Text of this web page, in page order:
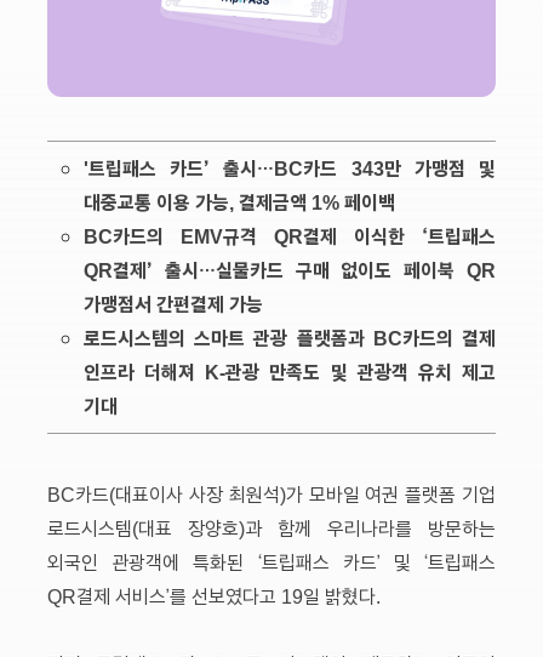
'트립패스 카드’ 출시…BC카드 343만 가맹점 및
대중교통 이용 가능, 결제금액 1% 페이백
BC카드의 EMV규격 QR결제 이식한 ‘트립패스
QR결제’ 출시…실물카드 구매 없이도 페이북 QR
가맹점서 간편결제 가능
로드시스템의 스마트 관광 플랫폼과 BC카드의 결제
인프라 더해져 K-관광 만족도 및 관광객 유치 제고
기대
BC카드(대표이사 사장 최원석)가 모바일 여권 플랫폼 기업
로드시스템(대표 장양호)과 함께 우리나라를 방문하는
외국인 관광객에 특화된 ‘트립패스 카드’ 및 ‘트립패스
QR결제 서비스’를 선보였다고 19일 밝혔다.